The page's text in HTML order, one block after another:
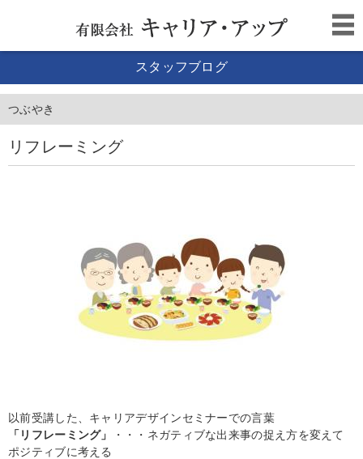
スタッフブログ
つぶやき
リフレーミング
以前受講した、キャリアデザインセミナーでの言葉
「リフレーミング」
・・・ネガティブな出来事の捉え方を変えて
ポジティブに考える